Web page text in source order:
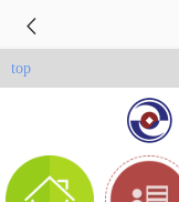
top